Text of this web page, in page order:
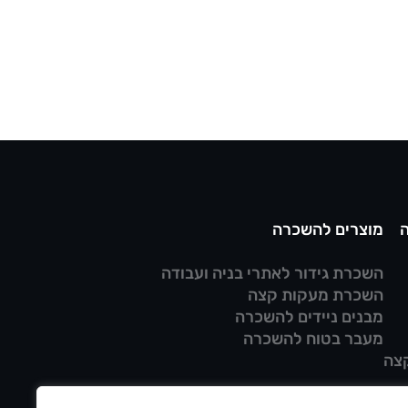
מוצרים להשכרה
השכרת גידור לאתרי בניה ועבודה
השכרת מעקות קצה
מבנים ניידים להשכרה
מעבר בטוח להשכרה